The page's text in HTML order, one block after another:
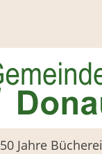
50 Jahre Bücherei